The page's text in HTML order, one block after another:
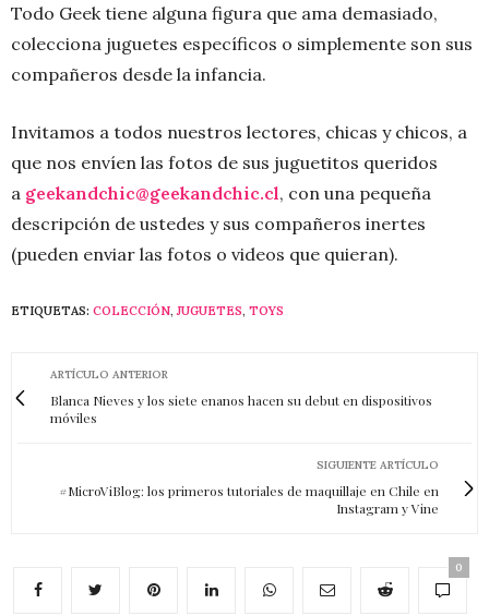
Todo Geek tiene alguna figura que ama demasiado,
colecciona juguetes específicos o simplemente son sus
compañeros desde la infancia.
Invitamos a todos nuestros lectores, chicas y chicos, a
que nos envíen las fotos de sus juguetitos queridos
a geekandchic@geekandchic.cl, con una pequeña
descripción de ustedes y sus compañeros inertes
(pueden enviar las fotos o videos que quieran).
ETIQUETAS: COLECCIÓN,JUGUETES, TOYS
ARTÍCULO ANTERIOR
Blanca Nieves y los siete enanos hacen su debut en dispositivos
móviles
SIGUIENTE ARTÍCULO
#MicroViBlog: los primeros tutoriales de maquillaje en Chile en
Instagram y Vine
0